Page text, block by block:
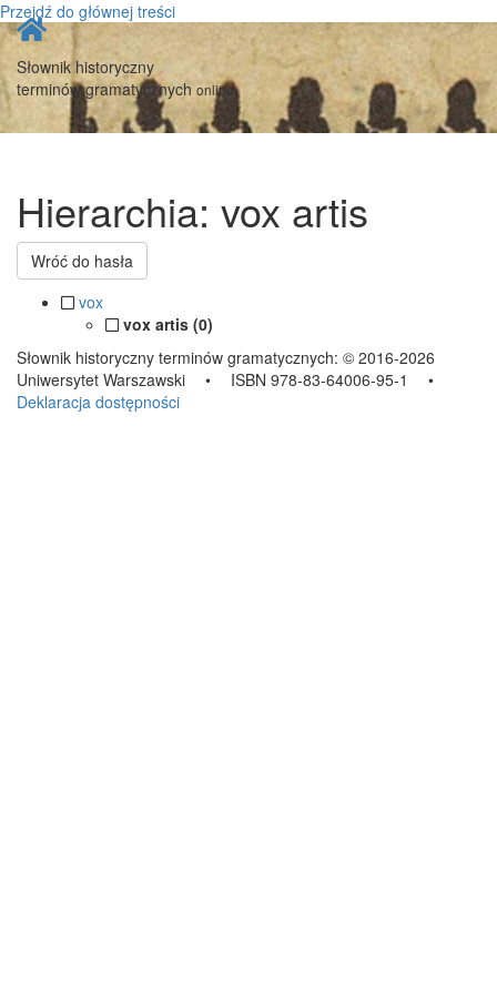
Przejdź do głównej treści
Strona
główna
Słownik historyczny
terminów gramatycznych online
Hierarchia: vox artis
Wróć do hasła
vox
vox artis (0)
Słownik historyczny terminów gramatycznych: © 2016-2026
Uniwersytet Warszawski
• ISBN 978-83-64006-95-1
•
Deklaracja dostępności